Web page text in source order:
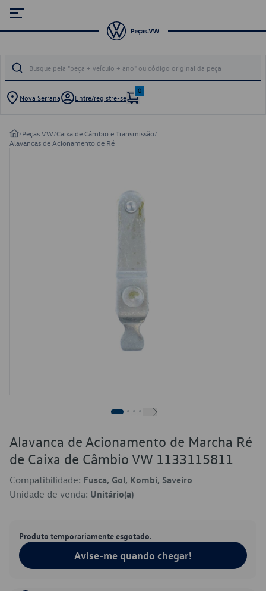
Nova Serrana Entre/registre-se
0
/Peças VW/Caixa de Câmbio e Transmissão/
Alavancas de Acionamento de Ré
Alavanca de Acionamento de Marcha Ré
de Caixa de Câmbio VW 1133115811
Compatibilidade: Fusca, Gol, Kombi, Saveiro
Unidade de venda: Unitário(a)
Produto temporariamente esgotado.
Avise-me quando chegar!